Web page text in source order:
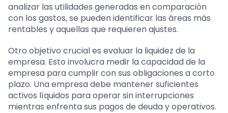
analizar las utilidades generadas en comparación
con los gastos, se pueden identificar las áreas más
rentables y aquellas que requieren ajustes.
Otro objetivo crucial es evaluar la liquidez de la
empresa. Esto involucra medir la capacidad de la
empresa para cumplir con sus obligaciones a corto
plazo. Una empresa debe mantener suficientes
activos líquidos para operar sin interrupciones
mientras enfrenta sus pagos de deuda y operativos.